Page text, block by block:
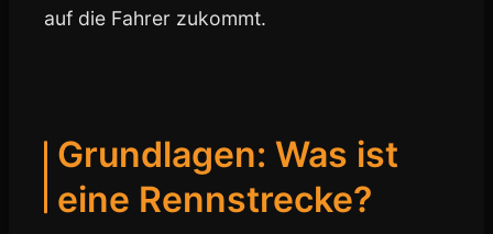
auf die Fahrer zukommt.
Grundlagen: Was ist
eine Rennstrecke?